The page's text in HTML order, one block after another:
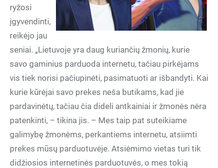
ryžosi
įgyvendinti,
reikėjo jau
seniai. „Lietuvoje yra daug kuriančių žmonių, kurie
savo gaminius parduoda internetu, tačiau pirkėjams
vis tiek norisi pačiupinėti, pasimatuoti ar išbandyti. Kai
kurie kūrėjai savo prekes neša butikams, kad jie
pardavinėtų, tačiau čia dideli antkainiai ir žmonės nėra
patenkinti, – tikina jis. – Mes taip pat suteikiame
galimybę žmonėms, perkantiems internetu, atsiimti
prekes mūsų parduotuvėje. Atsiėmimo vietas turi tik
didžiosios internetinės parduotuvės, o mes tokią